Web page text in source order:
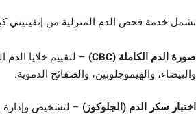
تشمل خدمة فحص الدم المنزلية من إنفينيتي
صورة الدم الكاملة (CBC)
– لتقييم خلايا الدم
والبيضاء، والهيموجلوبين، والصفائح الدموية.
اختبار سكر الدم (الجلوكوز) – لتشخيص